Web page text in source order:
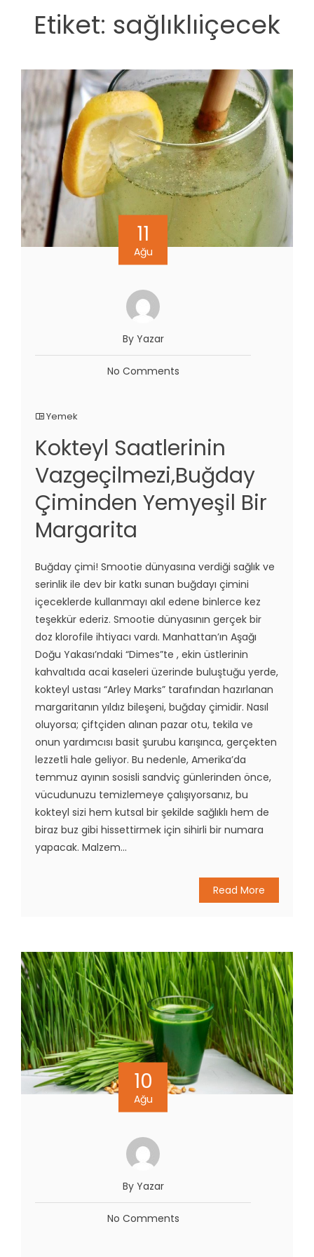
Etiket: sağlıklıiçecek
11
Ağu
By Yazar
No Comments
Yemek
Kokteyl Saatlerinin
Vazgeçilmezi,Buğday
Çiminden Yemyeşil Bir
Margarita
Buğday çimi! Smootie dünyasına verdiği sağlık ve
serinlik ile dev bir katkı sunan buğdayı çimini
içeceklerde kullanmayı akıl edene binlerce kez
teşekkür ederiz. Smootie dünyasının gerçek bir
doz klorofile ihtiyacı vardı. Manhattan’ın Aşağı
Doğu Yakası’ndaki “Dimes”te , ekin üstlerinin
kahvaltıda acai kaseleri üzerinde buluştuğu yerde,
kokteyl ustası “Arley Marks” tarafından hazırlanan
margaritanın yıldız bileşeni, buğday çimidir. Nasıl
oluyorsa; çiftçiden alınan pazar otu, tekila ve
onun yardımcısı basit şurubu karışınca, gerçekten
lezzetli hale geliyor. Bu nedenle, Amerika’da
temmuz ayının sosisli sandviç günlerinden önce,
vücudunuzu temizlemeye çalışıyorsanız, bu
kokteyl sizi hem kutsal bir şekilde sağlıklı hem de
biraz buz gibi hissettirmek için sihirli bir numara
yapacak. Malzem...
Read More
10
Ağu
By Yazar
No Comments